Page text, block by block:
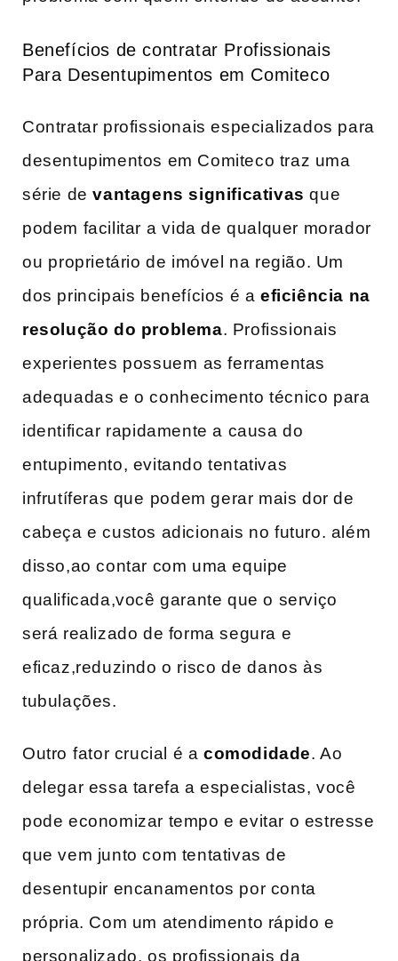
Benefícios de contratar Profissionais⁢
Para Desentupimentos em Comiteco
Contratar profissionais especializados para
desentupimentos em Comiteco traz uma
série devantagens significativas que
podem facilitar a ⁤vida de qualquer morador
ou ⁣proprietário de​ imóvel na região. Um
dos principais benefícios é‌ aeficiência na
resolução do problema. Profissionais
experientes possuem ⁣as ferramentas
adequadas e o conhecimento técnico para
identificar rapidamente a causa do
entupimento, evitando tentativas
infrutíferas que ⁢podem gerar mais dor de
cabeça e custos adicionais no futuro. além
disso,ao contar com uma equipe
qualificada,você garante que o serviço
será realizado de forma segura e​
eficaz,reduzindo o risco de ⁣danos às⁢
tubulações.
Outro ⁤fator crucial é a comodidade. Ao
delegar essa tarefa a especialistas, você
pode economizar tempo e evitar o estresse
que vem junto ‌com tentativas de
desentupir encanamentos por conta
própria. ​Com um atendimento rápido e
personalizado, os profissionais da